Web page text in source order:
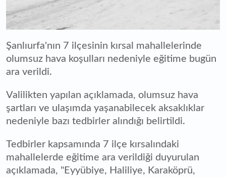
Şanlıurfa'nın 7 ilçesinin kırsal mahallelerinde
olumsuz hava koşulları nedeniyle eğitime bugün
ara verildi.
Valilikten yapılan açıklamada, olumsuz hava
şartları ve ulaşımda yaşanabilecek aksaklıklar
nedeniyle bazı tedbirler alındığı belirtildi.
Tedbirler kapsamında 7 ilçe kırsalındaki
mahallelerde eğitime ara verildiği duyurulan
açıklamada, "Eyyübiye, Haliliye, Karaköprü,